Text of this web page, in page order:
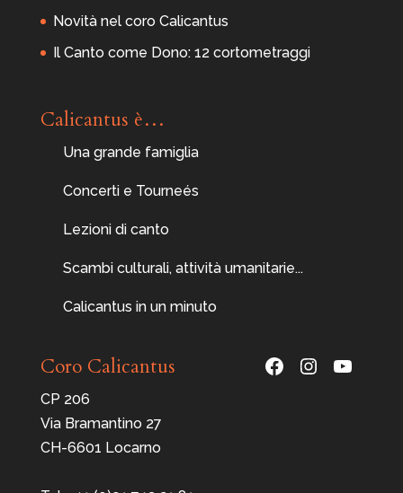
Novità nel coro Calicantus
Il Canto come Dono: 12 cortometraggi
Calicantus è…
Una grande famiglia
Concerti e Tourneés
Lezioni di canto
Scambi culturali, attività umanitarie...
Calicantus in un minuto
Coro Calicantus
CP 206
Via Bramantino 27
CH-6601 Locarno
Facebook
Instagram